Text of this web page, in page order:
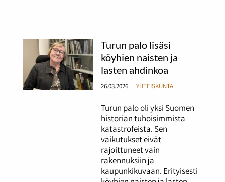
Turun palo lisäsi
köyhien naisten ja
lasten ahdinkoa
26.03.2026 YHTEISKUNTA
Turun palo oli yksi Suomen
historian tuhoisimmista
katastrofeista. Sen
vaikutukset eivät
rajoittuneet vain
rakennuksiin ja
kaupunkikuvaan. Erityisesti